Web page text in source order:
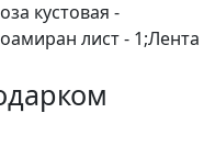
кустовая -
лист - 1;Лента